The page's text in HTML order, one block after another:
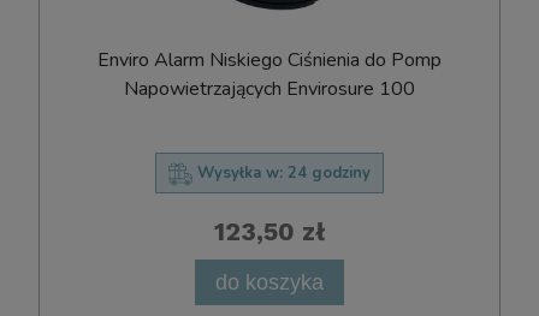
Enviro Alarm Niskiego Ciśnienia do Pomp
Napowietrzających Envirosure 100
Wysyłka w: 24 godziny
123,50 zł
do koszyka